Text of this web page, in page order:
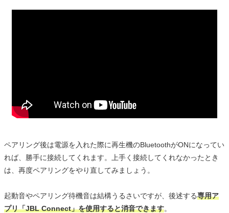
ペアリング後は電源を入れた際に再生機のBluetoothがONになってい
れば、勝手に接続してくれます。上手く接続してくれなかったとき
は、再度ペアリングをやり直してみましょう。
起動音やペアリング待機音は結構うるさいですが、後述する専用ア
プリ「JBL Connect」を使用すると消音できます。